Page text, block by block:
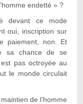
endetté » ?
devant ce mode
oui, inscription sur
paiement, non. Et
sa chance de se
pas octroyée au
le monde circulait
de l’homme